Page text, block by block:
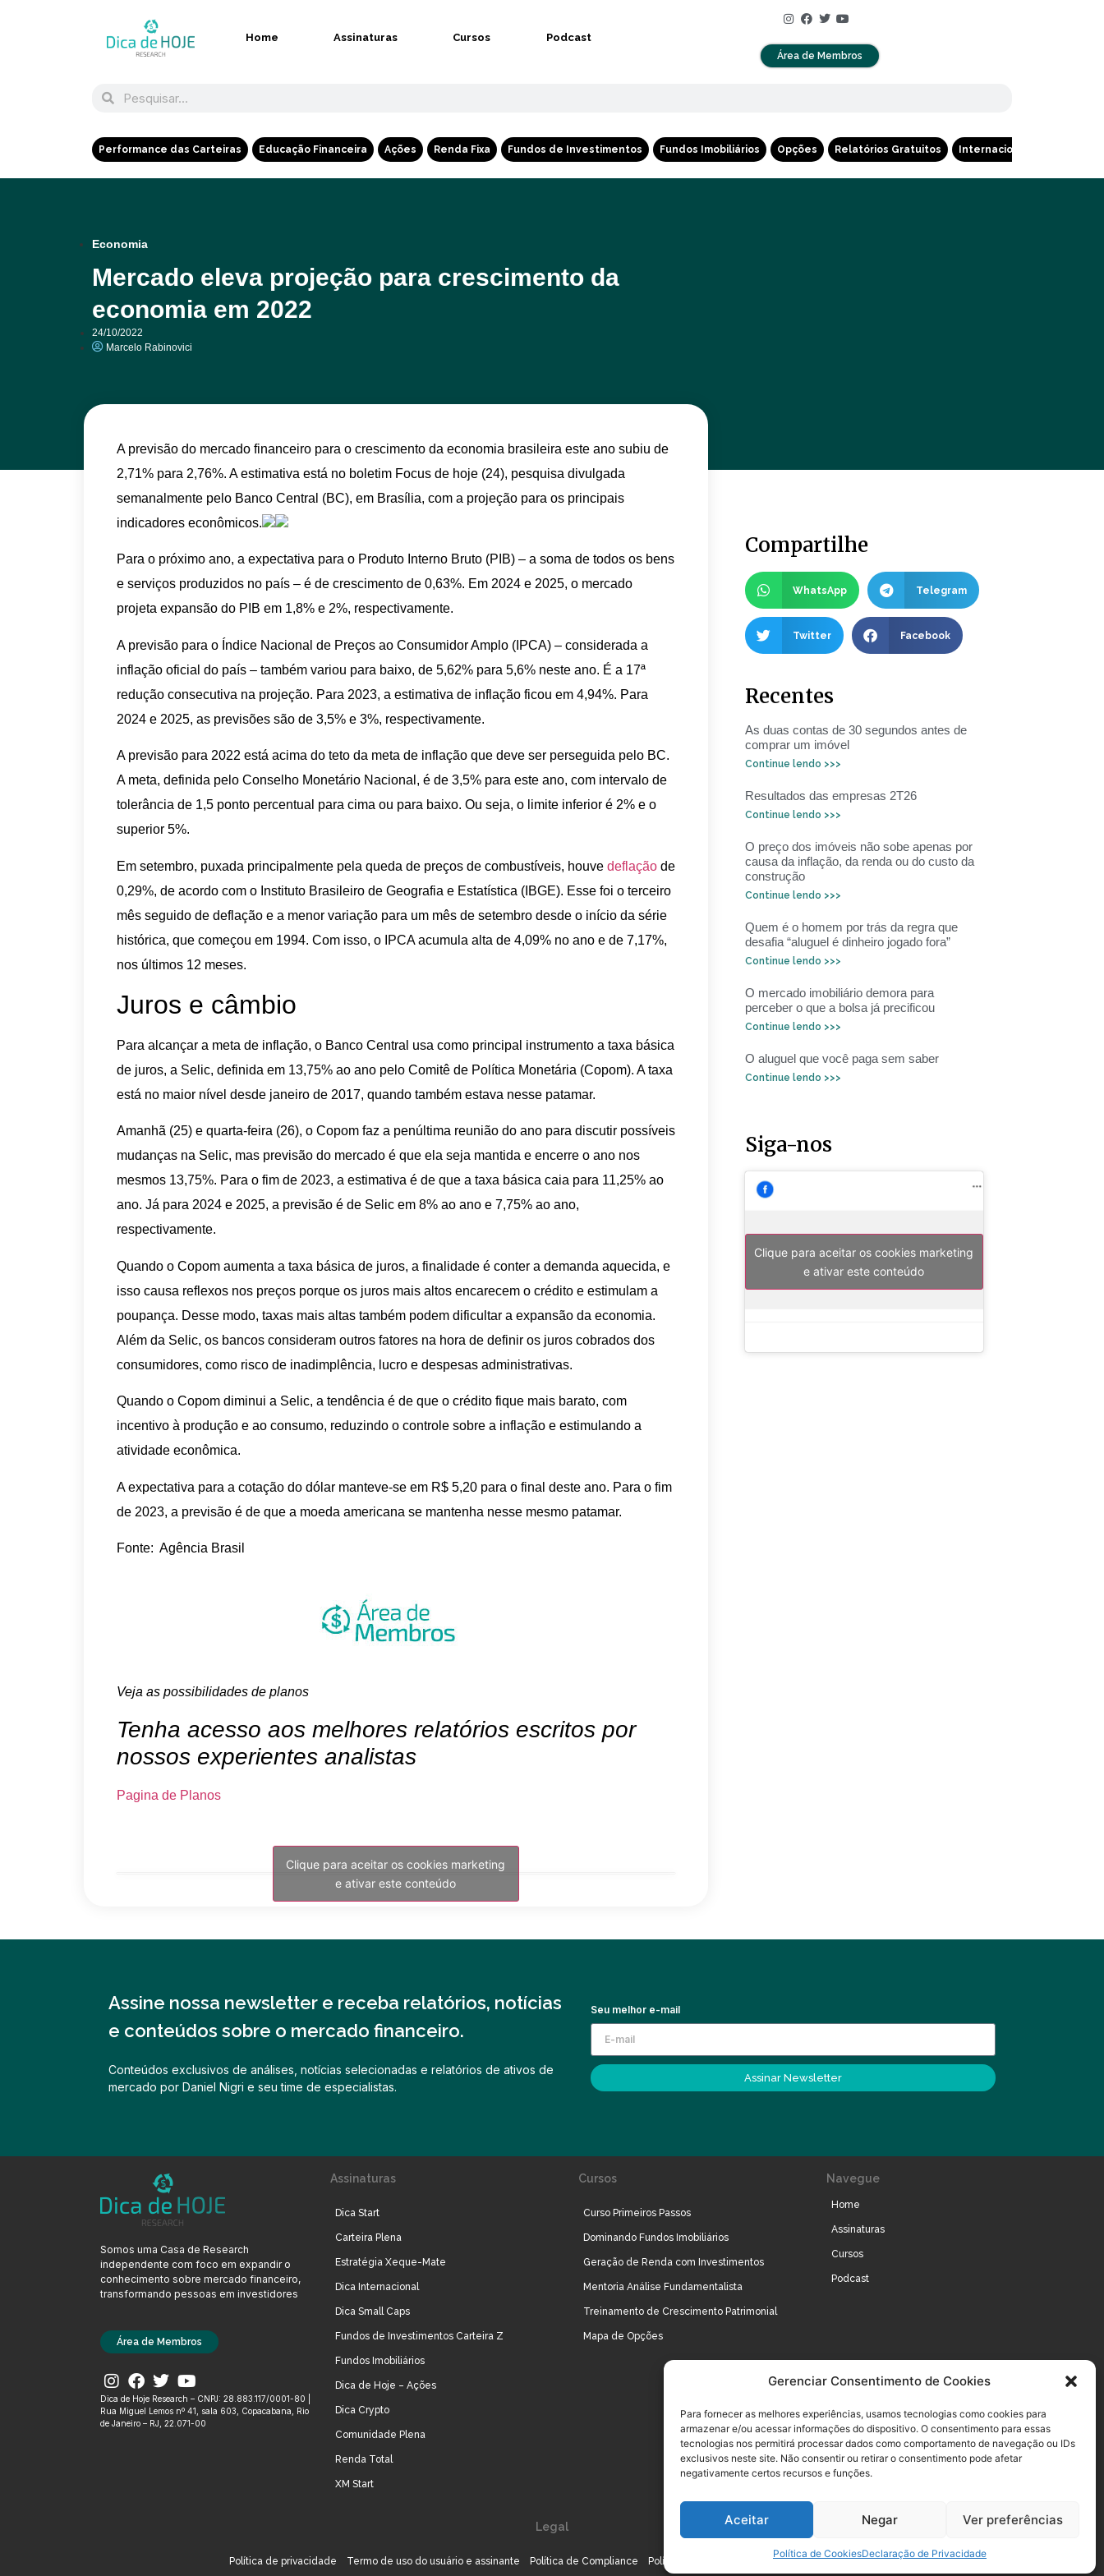
Gerenciar Consentimento de Cookies
Para fornecer as melhores experiências, usamos tecnologias como cookies para
armazenar e/ou acessar informações do dispositivo. O consentimento para essas
tecnologias nos permitirá processar dados como comportamento de navegação ou IDs
exclusivos neste site. Não consentir ou retirar o consentimento pode afetar
negativamente certos recursos e funções.
Aceitar Negar Ver preferências
Política de CookiesDeclaração de Privacidade
Home Assinaturas Cursos Podcast
Área de Membros
Performance das Carteiras Educação Financeira Ações Renda Fixa Fundos de Investimentos Fundos Imobiliários Opções Relatórios Gratuitos Internacional
Economia
Mercado eleva projeção para crescimento da
economia em 2022
24/10/2022
Marcelo Rabinovici
A previsão do mercado financeiro para o crescimento da economia brasileira este ano subiu de
2,71% para 2,76%. A estimativa está no boletim Focus de hoje (24), pesquisa divulgada
semanalmente pelo Banco Central (BC), em Brasília, com a projeção para os principais
indicadores econômicos.
Para o próximo ano, a expectativa para o Produto Interno Bruto (PIB) – a soma de todos os bens
e serviços produzidos no país – é de crescimento de 0,63%. Em 2024 e 2025, o mercado
projeta expansão do PIB em 1,8% e 2%, respectivamente.
A previsão para o Índice Nacional de Preços ao Consumidor Amplo (IPCA) – considerada a
inflação oficial do país – também variou para baixo, de 5,62% para 5,6% neste ano. É a 17ª
redução consecutiva na projeção. Para 2023, a estimativa de inflação ficou em 4,94%. Para
2024 e 2025, as previsões são de 3,5% e 3%, respectivamente.
A previsão para 2022 está acima do teto da meta de inflação que deve ser perseguida pelo BC.
A meta, definida pelo Conselho Monetário Nacional, é de 3,5% para este ano, com intervalo de
tolerância de 1,5 ponto percentual para cima ou para baixo. Ou seja, o limite inferior é 2% e o
superior 5%.
Em setembro, puxada principalmente pela queda de preços de combustíveis, houve deflação de
0,29%, de acordo com o Instituto Brasileiro de Geografia e Estatística (IBGE). Esse foi o terceiro
mês seguido de deflação e a menor variação para um mês de setembro desde o início da série
histórica, que começou em 1994. Com isso, o IPCA acumula alta de 4,09% no ano e de 7,17%,
nos últimos 12 meses.
Juros e câmbio
Para alcançar a meta de inflação, o Banco Central usa como principal instrumento a taxa básica
de juros, a Selic, definida em 13,75% ao ano pelo Comitê de Política Monetária (Copom). A taxa
está no maior nível desde janeiro de 2017, quando também estava nesse patamar.
Amanhã (25) e quarta-feira (26), o Copom faz a penúltima reunião do ano para discutir possíveis
mudanças na Selic, mas previsão do mercado é que ela seja mantida e encerre o ano nos
mesmos 13,75%. Para o fim de 2023, a estimativa é de que a taxa básica caia para 11,25% ao
ano. Já para 2024 e 2025, a previsão é de Selic em 8% ao ano e 7,75% ao ano,
respectivamente.
Quando o Copom aumenta a taxa básica de juros, a finalidade é conter a demanda aquecida, e
isso causa reflexos nos preços porque os juros mais altos encarecem o crédito e estimulam a
poupança. Desse modo, taxas mais altas também podem dificultar a expansão da economia.
Além da Selic, os bancos consideram outros fatores na hora de definir os juros cobrados dos
consumidores, como risco de inadimplência, lucro e despesas administrativas.
Quando o Copom diminui a Selic, a tendência é de que o crédito fique mais barato, com
incentivo à produção e ao consumo, reduzindo o controle sobre a inflação e estimulando a
atividade econômica.
A expectativa para a cotação do dólar manteve-se em R$ 5,20 para o final deste ano. Para o fim
de 2023, a previsão é de que a moeda americana se mantenha nesse mesmo patamar.
Fonte: Agência Brasil
Veja as possibilidades de planos
Tenha acesso aos melhores relatórios escritos por
nossos experientes analistas
Pagina de Planos
Clique para aceitar os cookies marketing
e ativar este conteúdo
Compartilhe
WhatsApp Telegram
Twitter Facebook
Recentes
As duas contas de 30 segundos antes de
comprar um imóvel
Continue lendo >>>
Resultados das empresas 2T26
Continue lendo >>>
O preço dos imóveis não sobe apenas por
causa da inflação, da renda ou do custo da
construção
Continue lendo >>>
Quem é o homem por trás da regra que
desafia “aluguel é dinheiro jogado fora”
Continue lendo >>>
O mercado imobiliário demora para
perceber o que a bolsa já precificou
Continue lendo >>>
O aluguel que você paga sem saber
Continue lendo >>>
Siga-nos
Clique para aceitar os cookies marketing
e ativar este conteúdo
Assine nossa newsletter e receba relatórios, notícias
e conteúdos sobre o mercado financeiro.
Conteúdos exclusivos de análises, notícias selecionadas e relatórios de ativos de
mercado por Daniel Nigri e seu time de especialistas.
Seu melhor e-mail
Assinar Newsletter
Somos uma Casa de Research
independente com foco em expandir o
conhecimento sobre mercado financeiro,
transformando pessoas em investidores
Área de Membros
Dica de Hoje Research – CNPJ: 28.883.117/0001-80 |
Rua Miguel Lemos nº 41, sala 603, Copacabana, Rio
de Janeiro – RJ, 22.071-00
Assinaturas
Dica Start
Carteira Plena
Estratégia Xeque-Mate
Dica Internacional
Dica Small Caps
Fundos de Investimentos Carteira Z
Fundos Imobiliários
Dica de Hoje – Ações
Dica Crypto
Comunidade Plena
Renda Total
XM Start
Cursos
Curso Primeiros Passos
Dominando Fundos Imobiliários
Geração de Renda com Investimentos
Mentoria Análise Fundamentalista
Treinamento de Crescimento Patrimonial
Mapa de Opções
Navegue
Home
Assinaturas
Cursos
Podcast
Legal
Política de privacidade Termo de uso do usuário e assinante Política de Compliance Política de Cookies Termos de Uso dos Cursos